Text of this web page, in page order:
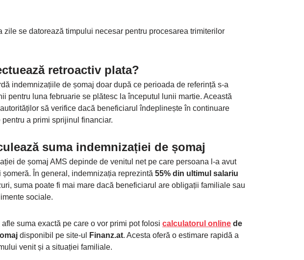
zile se datorează timpului necesar pentru procesarea trimiterilor
retroactiv plata?
indemnizațiile de șomaj doar după ce perioada de referință s-a
pentru luna februarie se plătesc la începutul lunii martie. Această
să verifice dacă beneficiarul îndeplinește în continuare
a primi sprijinul financiar.
suma indemnizației de șomaj
de șomaj AMS depinde de venitul net pe care persoana l-a avut
În general, indemnizația reprezintă 55% din ultimul salariu
suma poate fi mai mare dacă beneficiarul are obligații familiale sau
sociale.
suma exactă pe care o vor primi pot folosi calculatorul online de
disponibil pe site-ul Finanz.at. Acesta oferă o estimare rapidă a
venit și a situației familiale.